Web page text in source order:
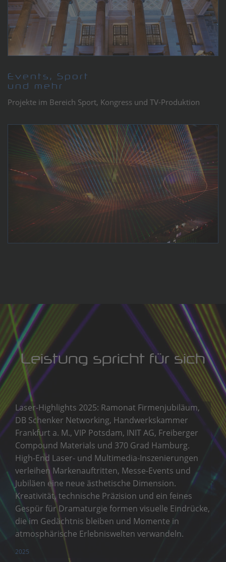
Events, Sport
und mehr
Projekte im Bereich Sport, Kongress und TV-Produktion
Leistung spricht für sich
Laser-Highlights 2025: Ramonat Firmenjubiläum,
DB Schenker Networking, Handwerkskammer
Frankfurt a. M., VIP Potsdam, INIT AG, Freiberger
Compound Materials und 370 Grad Hamburg.
High-End Laser- und Multimedia-Inszenierungen
verleihen Markenauftritten, Messe-Events und
Jubiläen eine neue ästhetische Dimension.
Kreativität, technische Präzision und ein feines
Gespür für Dramaturgie formen visuelle Eindrücke,
die im Gedächtnis bleiben und Momente in
atmosphärische Erlebniswelten verwandeln.
2025